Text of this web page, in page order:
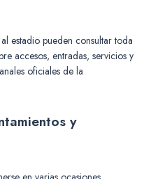
estadio pueden consultar toda
accesos, entradas, servicios y
oficiales de la
y